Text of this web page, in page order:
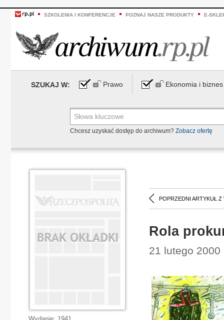
SZKOLENIA I KONFERENCJE POZNAJ NASZE PRODUKTY E-
SZUKAJ W: Prawo Ekonomia i biznes
Chcesz uzyskać dostęp do archiwum? Zobacz ofertę
POPRZEDNI ARTYKUŁ Z
Rola
21 lutego 2000